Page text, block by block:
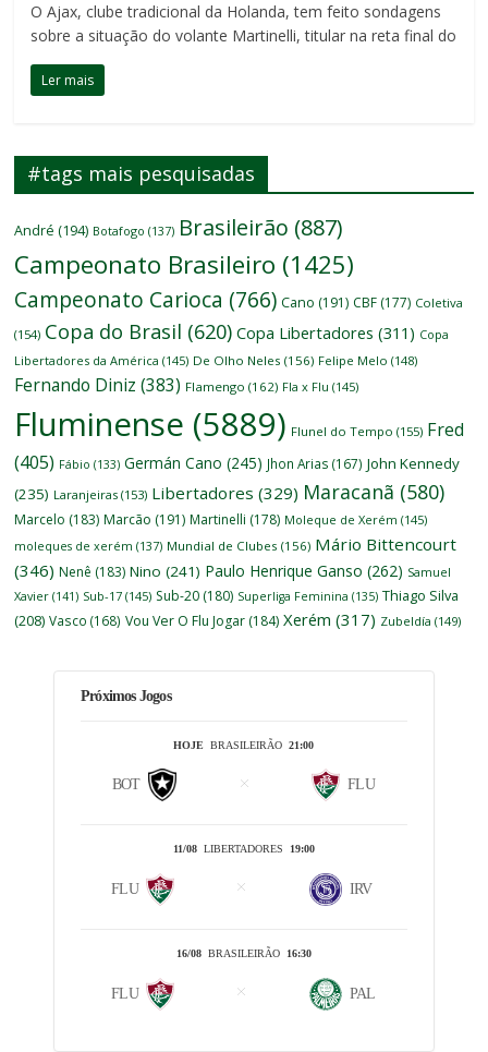
O Ajax, clube tradicional da Holanda, tem feito sondagens
sobre a situação do volante Martinelli, titular na reta final do
Ler mais
#tags mais pesquisadas
André (194) Botafogo (137) Brasileirão (887)
Campeonato Brasileiro (1425)
Campeonato Carioca (766) Cano (191) CBF (177) Coletiva
(154) Copa do Brasil (620) Copa Libertadores (311) Copa
Libertadores da América (145) De Olho Neles (156) Felipe Melo (148)
Fernando Diniz (383) Flamengo (162) Fla x Flu (145)
Fluminense (5889) Flunel do Tempo (155) Fred
(405) Fábio (133) Germán Cano (245) Jhon Arias (167) John Kennedy
(235) Laranjeiras (153) Libertadores (329) Maracanã (580)
Marcelo (183) Marcão (191) Martinelli (178) Moleque de Xerém (145)
moleques de xerém (137) Mundial de Clubes (156) Mário Bittencourt
(346) Nenê (183) Nino (241) Paulo Henrique Ganso (262) Samuel
Xavier (141) Sub-17 (145) Sub-20 (180) Superliga Feminina (135) Thiago Silva
(208) Vasco (168) Vou Ver O Flu Jogar (184) Xerém (317) Zubeldía (149)
Próximos Jogos
HOJE BRASILEIRÃO21:00
BOT FLU
11/08LIBERTADORES 19:00
FLU IRV
16/08BRASILEIRÃO 16:30
FLU PAL